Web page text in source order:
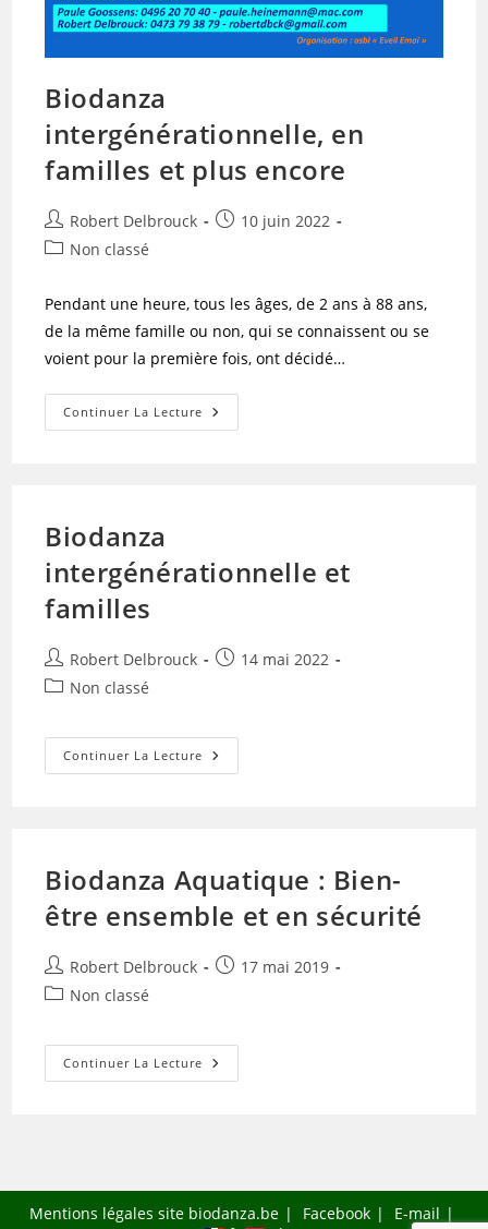
Biodanza
intergénérationnelle, en
familles et plus encore
Auteur/autrice
de
Robert Delbrouck
Publication
10 juin 2022
PostNon classé
Pendant une heure, tous les âges, de 2 ans à 88 ans,
de la même famille ou non, qui se connaissent ou se
voient pour la première fois, ont décidé…
Continuer La Lecture Biodanza
Intergénérationnelle,
Biodanza
intergénérationnelle et
familles
Auteur/autrice
de
Robert Delbrouck
Publication
14 mai 2022
PostNon classé
Continuer La Lecture Biodanza
Intergénérationnelle
Biodanza Aquatique : Bien-
être ensemble et en sécurité
Auteur/autrice
de
Robert Delbrouck
Publication
17 mai 2019
PostNon classé
Continuer La Lecture Biodanza
Aquatique
Mentions légales site biodanza.be
Facebook
E-mail